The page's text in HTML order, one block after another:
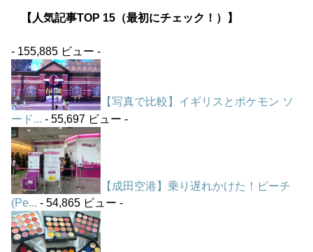
【人気記事TOP 15（最初にチェック！）】
- 155,885 ビュー -
【写真で比較】イギリスとポケモン ソ
ード...
- 55,697 ビュー -
【成田空港】乗り遅れかけた！ピーチ
(Pe...
- 54,865 ビュー -